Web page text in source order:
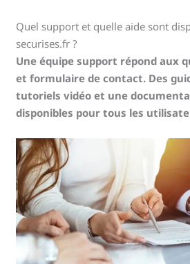
Quel support et quelle aide sont
securises.fr ?
Une équipe support répond aux
et formulaire de contact. Des
tutoriels vidéo et une
disponibles pour tous les